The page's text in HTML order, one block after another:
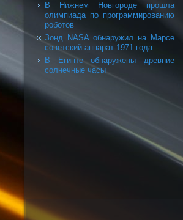
В Нижнем Новгороде прошла
олимпиада по программированию
роботов
Зонд NASA обнаружил на Марсе
советский аппарат 1971 года
В Египте обнаружены древние
солнечные часы